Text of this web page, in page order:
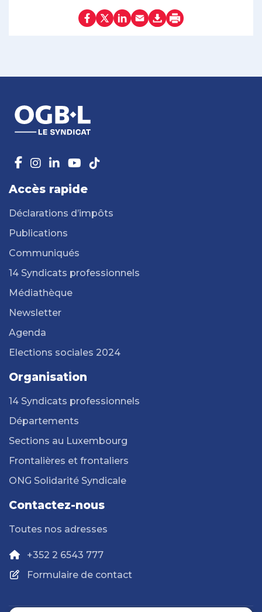
Accès rapide
Déclarations d’impôts
Publications
Communiqués
14 Syndicats professionnels
Médiathèque
Newsletter
Agenda
Elections sociales 2024
Organisation
14 Syndicats professionnels
Départements
Sections au Luxembourg
Frontalières et frontaliers
ONG Solidarité Syndicale
Contactez-nous
Toutes nos adresses
+352 2 6543 777
Formulaire de contact